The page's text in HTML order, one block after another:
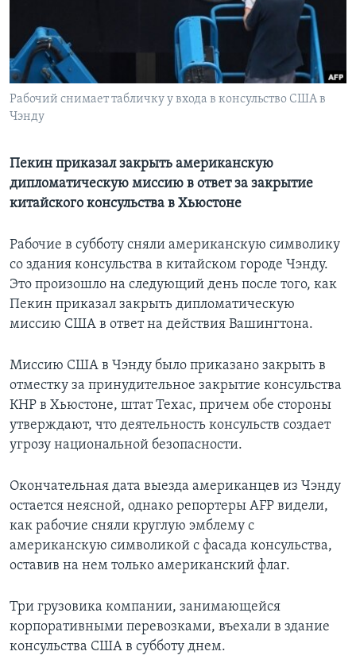
Learning English
СОЦИАЛЬНЫЕ СЕТИ
Рабочий снимает табличку у входа в консульство США в
Чэнду
Пекин приказал закрыть американскую
дипломатическую миссию в ответ за закрытие
китайского консульства в Хьюстоне
Рабочие в субботу сняли американскую символику
со здания консульства в китайском городе Чэнду.
Это произошло на следующий день после того, как
Пекин приказал закрыть дипломатическую
миссию США в ответ на действия Вашингтона.
Миссию США в Чэнду было приказано закрыть в
отместку за принудительное закрытие консульства
КНР в Хьюстоне, штат Техас, причем обе стороны
утверждают, что деятельность консульств создает
угрозу национальной безопасности.
Окончательная дата выезда американцев из Чэнду
остается неясной, однако репортеры AFP видели,
как рабочие сняли круглую эмблему с
американскую символикой с фасада консульства,
оставив на нем только американский флаг.
Три грузовика компании, занимающейся
корпоративными перевозками, въехали в здание
консульства США в субботу днем.